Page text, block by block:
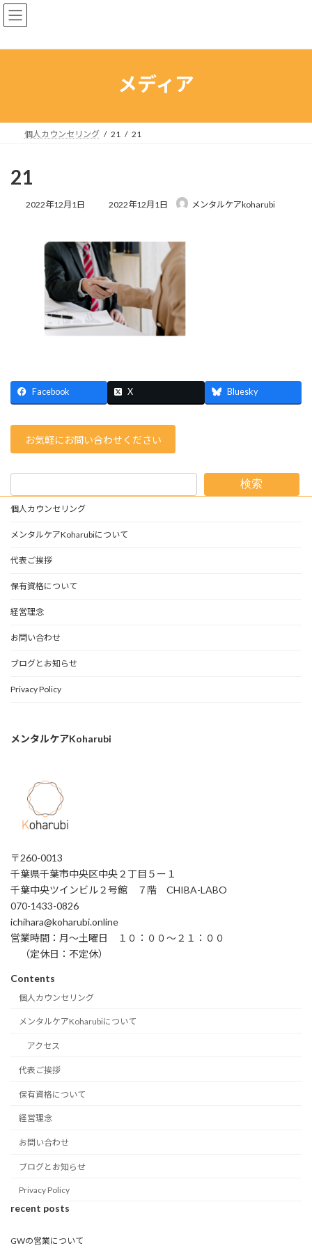
コ
ン
ン
ナ
ビ
ー
メディア
個人カウンセリング 21 21
21
2022年12月1日
最
新
日
時
:
2022年12月1日 メンタルケアkoharubi
Facebook X Bluesky
お気軽にお問い合わせください
検索
個人カウンセリング
メンタルケアKoharubiについて
代表ご挨拶
保有資格について
経営理念
お問い合わせ
ブログとお知らせ
Privacy Policy
メンタルケアKoharubi
〒260-0013
千葉県千葉市中央区中央２丁目５ー１
千葉中央ツインビル２号館 ７階 CHIBA-LABO
070-1433-0826
ichihara@koharubi.online
営業時間：月〜土曜日 １０：００〜２１：００
（定休日：不定休）
Contents
個人カウンセリング
メンタルケアKoharubiについて
アクセス
代表ご挨拶
保有資格について
経営理念
お問い合わせ
ブログとお知らせ
Privacy Policy
recent posts
GWの営業について